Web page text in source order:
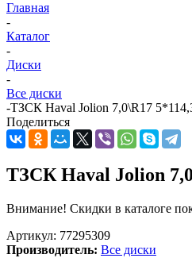
Главная
-
Каталог
-
Диски
-
Все диски
-ТЗСК Haval Jolion 7,0\R17
Поделиться
ТЗСК Haval Jolion
Внимание! Скидки в каталоге
Артикул: 77295309
Производитель: Все диски